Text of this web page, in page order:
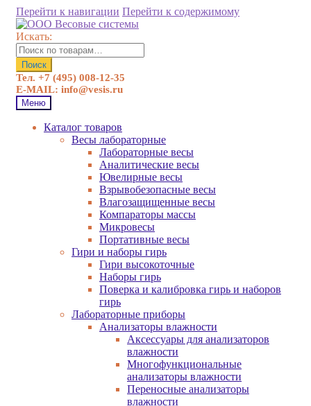
Перейти к навигации Перейти к содержимому
Искать:
Поиск
Тел. +7 (495) 008-12-35
E-MAIL: info@vesis.ru
Меню
Каталог товаров
Весы лабораторные
Лабораторные весы
Аналитические весы
Ювелирные весы
Взрывобезопасные весы
Влагозащищенные весы
Компараторы массы
Микровесы
Портативные весы
Гири и наборы гирь
Гири высокоточные
Наборы гирь
Поверка и калибровка гирь и наборов
гирь
Лабораторные приборы
Анализаторы влажности
Аксессуары для анализаторов
влажности
Многофункциональные
анализаторы влажности
Переносные анализаторы
влажности